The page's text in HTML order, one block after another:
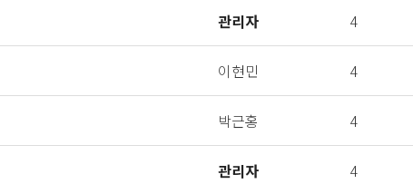
관리자 4
이현민 4
박근홍 4
관리자 4